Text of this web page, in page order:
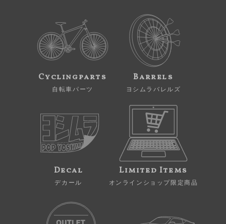
Cyclingparts
自転車パーツ
Barrels
ヨシムラバレルズ
Decal
デカール
Limited Items
オンラインショップ限定商品